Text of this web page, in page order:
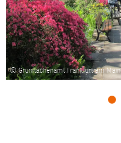
© Grünflächenamt Frankfurt am Main